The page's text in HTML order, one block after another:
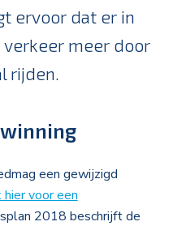
ervoor dat er in
meer door
rijden.
een gewijzigd
hier voor een
2018 beschrijft de